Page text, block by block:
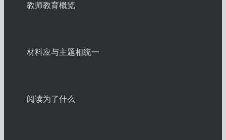
教师教育概览
材料应与主题相统一
阅读为了什么